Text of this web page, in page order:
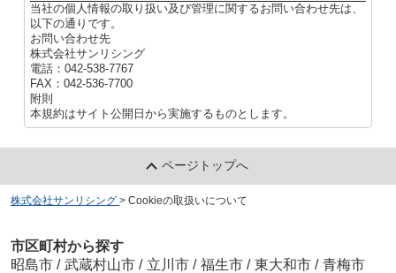
当社の個人情報の取り扱い及び管理に関するお問い合わせ先は、
以下の通りです。
お問い合わせ先
株式会社サンリシング
電話：042-538-7767
FAX：042-536-7700
附則
本規約はサイト公開日から実施するものとします。
ページトップへ
株式会社サンリシング > Cookieの取扱いについて
市区町村から探す
昭島市 / 武蔵村山市 / 立川市 / 福生市 / 東大和市 / 青梅市